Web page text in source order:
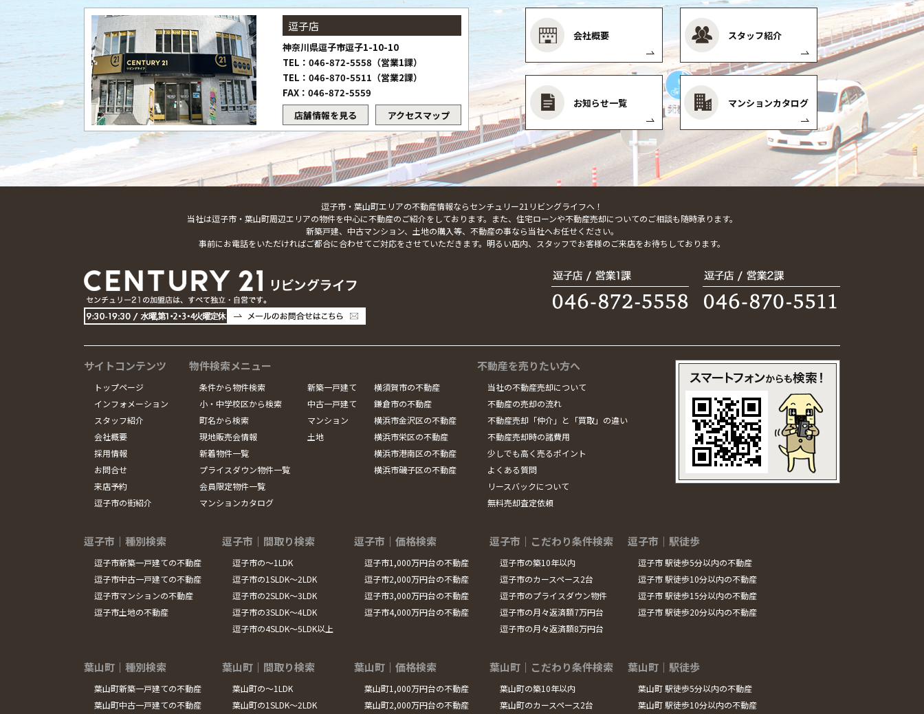
逗子店
神奈川県逗子市逗子1-10-10
TEL：046-872-5558（営業1課）
TEL：046-870-5511（営業2課）
FAX：046-872-5559
店舗情報を見る
アクセスマップ
会社概要 スタッフ紹介
お知らせ一覧 マンションカタログ
逗子市・葉山町エリアの不動産情報ならセンチュリー21リビングライフへ！
当社は逗子市・葉山町周辺エリアの物件を中心に不動産のご紹介をしております。また、住宅ローンや不動産売却についてのご相談も随時承ります。
新築戸建、中古マンション、土地の購入等、不動産の事なら当社へお任せください。
事前にお電話をいただければご都合に合わせてご対応をさせていただきます。明るい店内、スタッフでお客様のご来店をお待ちしております。
サイトコンテンツ
トップページ
インフォメーション
スタッフ紹介
会社概要
採用情報
お問合せ
来店予約
逗子市の街紹介
物件検索メニュー
条件から物件検索
小・中学校区から検索
町名から検索
現地販売会情報
新着物件一覧
プライスダウン物件一覧
会員限定物件一覧
マンションカタログ
新築一戸建て
中古一戸建て
マンション
土地
横須賀市の不動産
鎌倉市の不動産
横浜市金沢区の不動産
横浜市栄区の不動産
横浜市港南区の不動産
横浜市磯子区の不動産
不動産を売りたい方へ
当社の不動産売却について
不動産の売却の流れ
不動産売却「仲介」と「買取」の違い
不動産売却時の諸費用
少しでも高く売るポイント
よくある質問
リースバックについて
無料売却査定依頼
逗子市｜種別検索
逗子市新築一戸建ての不動産
逗子市中古一戸建ての不動産
逗子市マンションの不動産
逗子市土地の不動産
逗子市｜間取り検索
逗子市の～1LDK
逗子市の1SLDK～2LDK
逗子市の2SLDK～3LDK
逗子市の3SLDK～4LDK
逗子市の4SLDK～5LDK以上
逗子市｜価格検索
逗子市1,000万円台の不動産
逗子市2,000万円台の不動産
逗子市3,000万円台の不動産
逗子市4,000万円台の不動産
逗子市｜こだわり条件検索
逗子市の築10年以内
逗子市のカースペース2台
逗子市のプライスダウン物件
逗子市の月々返済額7万円台
逗子市の月々返済額8万円台
逗子市｜駅徒歩
逗子市 駅徒歩5分以内の不動産
逗子市 駅徒歩10分以内の不動産
逗子市 駅徒歩15分以内の不動産
逗子市 駅徒歩20分以内の不動産
葉山町｜種別検索
葉山町新築一戸建ての不動産
葉山町中古一戸建ての不動産
葉山町｜間取り検索
葉山町の～1LDK
葉山町の1SLDK～2LDK
葉山町｜価格検索
葉山町1,000万円台の不動産
葉山町2,000万円台の不動産
葉山町｜こだわり条件検索
葉山町の築10年以内
葉山町のカースペース2台
葉山町｜駅徒歩
葉山町 駅徒歩5分以内の不動産
葉山町 駅徒歩10分以内の不動産